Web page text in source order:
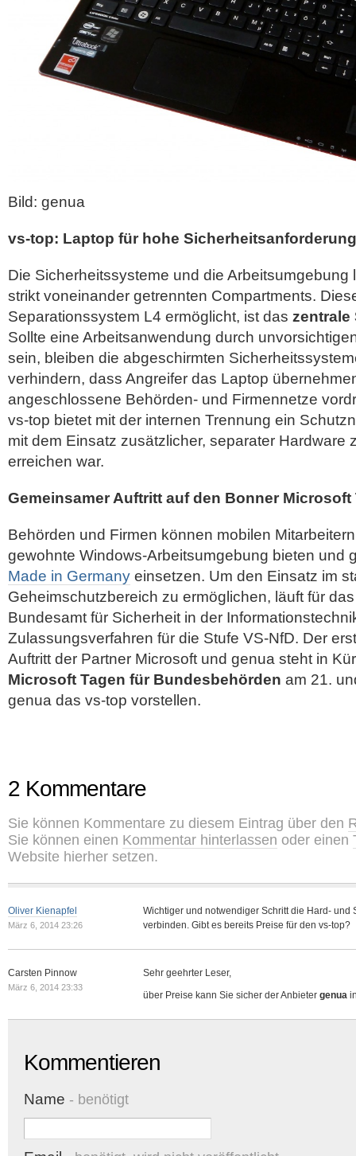
Bild: genua
vs-top: Laptop für hohe
Die Sicherheitssysteme und die Arbeitsumgebung
strikt voneinander getrennten Compartments.
Separationssystem L4 ermöglicht, ist das zentrale
Sollte eine Arbeitsanwendung durch
sein, bleiben die abgeschirmten
verhindern, dass Angreifer das Laptop
angeschlossene Behörden- und Firmennetze
vs-top bietet mit der internen Trennung ein
mit dem Einsatz zusätzlicher, separater Hardware
erreichen war.
Gemeinsamer Auftritt auf den Bonner Microsoft
Behörden und Firmen können mobilen
gewohnte Windows-Arbeitsumgebung bieten und
Made in Germany einsetzen. Um den Einsatz im
Geheimschutzbereich zu ermöglichen, läuft für
Bundesamt für Sicherheit in der
Zulassungsverfahren für die Stufe VS-NfD. Der
Auftritt der Partner Microsoft und genua steht in
Microsoft Tagen für Bundesbehörden am 21.
genua das vs-top vorstellen.
2 Kommentare
Sie können Kommentare zu diesem Eintrag über den
Sie können einen Kommentar hinterlassen oder einen
Website hierher setzen.
Oliver Kienapfel
März 6, 2014 23:26
Wichtiger und notwendiger Schritt die Hard- und
verbinden. Gibt es bereits Preise für den vs-top?
Carsten Pinnow
März 6, 2014 23:33
Sehr geehrter Leser,
über Preise kann Sie sicher der Anbieter genua
Kommentieren
Name - benötigt